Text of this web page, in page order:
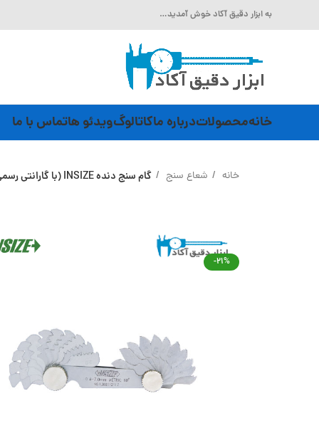
به ابزار دقیق آکاد خوش آمدید…
خانهمحصولاتدرباره ماکاتالوگویدئو هاتماس با ما
خانه شعاع سنج گام سنج دنده INSIZE (با گارانتی رسمی شرکت اینسایز) مدل 4820-452
-21%